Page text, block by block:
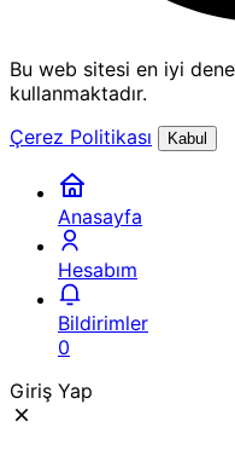
Bu web sitesi en iyi
kullanmaktadır.
Çerez Politikası
Kabul
Anasayfa
Hesabım
Bildirimler
0
Giriş Yap